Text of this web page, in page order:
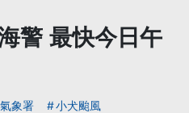
警 最快今日午
氣象署 小犬颱風